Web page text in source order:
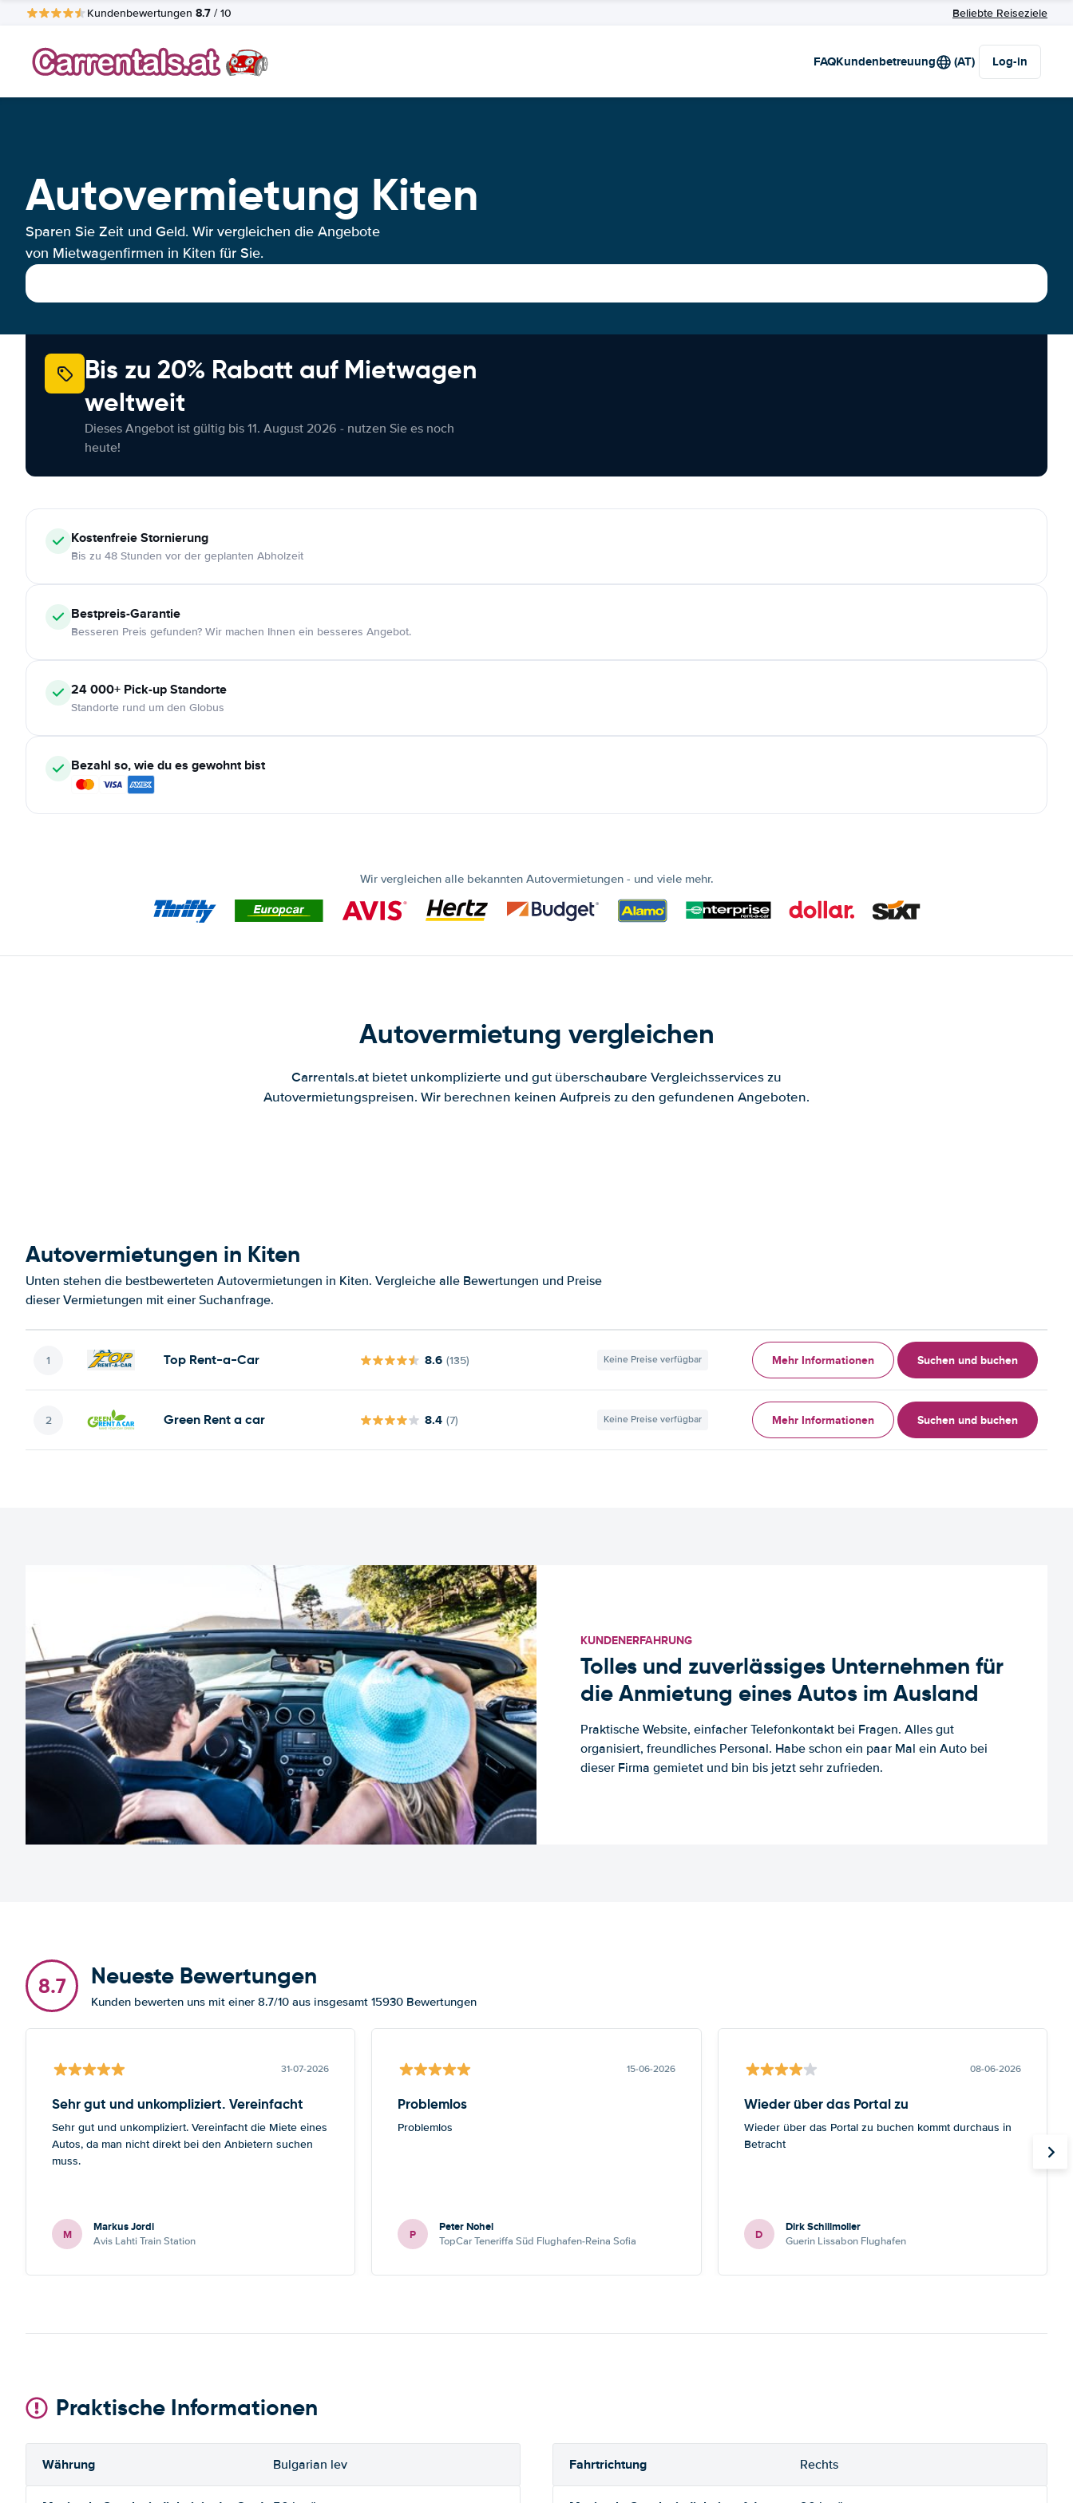
Kundenbewertungen 8.7 / 10 Beliebte Reiseziele
FAQKundenbetreuung (AT) Log-in
Autovermietung Kiten
Sparen Sie Zeit und Geld. Wir vergleichen die Angebote
von Mietwagenfirmen in Kiten für Sie.
Bis zu 20% Rabatt auf Mietwagen
weltweit
Dieses Angebot ist gültig bis 11. August 2026 - nutzen Sie es noch
heute!
KostenfreieStornierung
Bis zu 48 Stunden vor der geplanten Abholzeit
Bestpreis-Garantie
Besseren Preis gefunden? Wir machen Ihnen ein besseres Angebot.
24 000+ Pick-up Standorte
Standorte rund um den Globus
Bezahl so, wie du es gewohnt bist
Wir vergleichen alle bekannten Autovermietungen - und viele mehr.
Autovermietung vergleichen
Carrentals.at bietet unkomplizierte und gut überschaubare Vergleichsservices zu
Autovermietungspreisen. Wir berechnen keinen Aufpreis zu den gefundenen Angeboten.
Autovermietungen in Kiten
Unten stehen die bestbewerteten Autovermietungen in Kiten. Vergleiche alle Bewertungen und Preise
dieser Vermietungen mit einer Suchanfrage.
Top Rent-a-Car 8.6 (135) Keine Preise verfügbar Mehr Informationen Suchen und buchen
Green Rent a car 8.4 (7) Keine Preise verfügbar Mehr Informationen Suchen und buchen
KUNDENERFAHRUNG
Tolles und zuverlässiges Unternehmen für
die Anmietung eines Autos im Ausland
Praktische Website, einfacher Telefonkontakt bei Fragen. Alles gut
organisiert, freundliches Personal. Habe schon ein paar Mal ein Auto bei
dieser Firma gemietet und bin bis jetzt sehr zufrieden.
8.7 Neueste Bewertungen
Kunden bewerten uns mit einer 8.7/10 aus insgesamt 15930 Bewertungen
31-07-2026
Sehr gut und unkompliziert. Vereinfacht
Sehr gut und unkompliziert. Vereinfacht die Miete eines
Autos, da man nicht direkt bei den Anbietern suchen
muss.
M Markus Jordi
Avis Lahti Train Station
15-06-2026
Problemlos
Problemlos
P Peter Nohel
TopCar Teneriffa Süd Flughafen-Reina Sofia
08-06-2026
Wieder über das Portal zu
Wieder über das Portal zu buchen kommt durchaus in
Betracht
D Dirk Schillmoller
Guerin Lissabon Flughafen
Praktische Informationen
Währung Bulgarian lev Fahrtrichtung Rechts